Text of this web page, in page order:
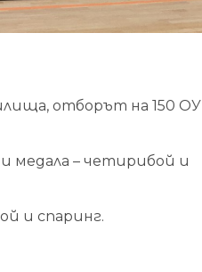
отборът на 150 ОУ
медала – четирибой и
и спаринг.